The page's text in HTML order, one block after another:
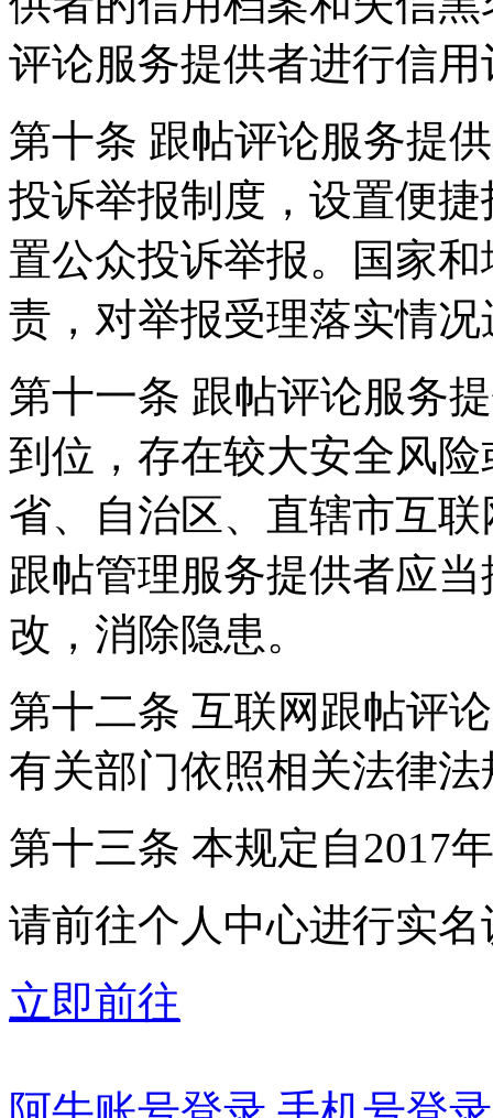
评论服务提供者进行信用
第十条 跟帖评论服务提
投诉举报制度，设置便
置公众投诉举报。国家
责，对举报受理落实情
第十一条 跟帖评论服务
到位，存在较大安全风
省、自治区、直辖市互
跟帖管理服务提供者应
改，消除隐患。
第十二条 互联网跟帖评
有关部门依照相关法律
第十三条 本规定自2017
请前往个人中心进行实名
立即前往